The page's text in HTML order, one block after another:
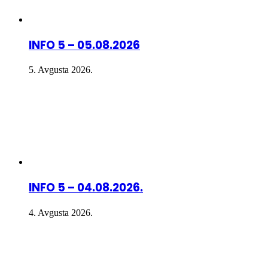
INFO 5 – 05.08.2026
5. Avgusta 2026.
INFO 5 – 04.08.2026.
4. Avgusta 2026.